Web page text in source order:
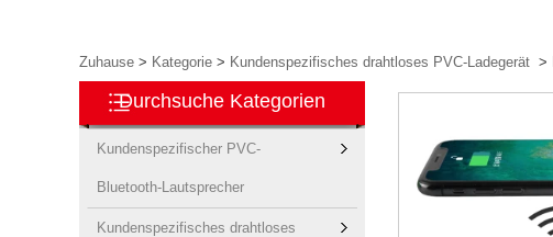
Zuhause > Kategorie > Kundenspezifisches drahtloses PVC-Ladegerät >
Durchsuche Kategorien
Kundenspezifischer PVC-
Bluetooth-Lautsprecher
Kundenspezifisches drahtloses